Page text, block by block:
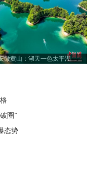
徽黄山：湖天一色太平湖
圈”
态势